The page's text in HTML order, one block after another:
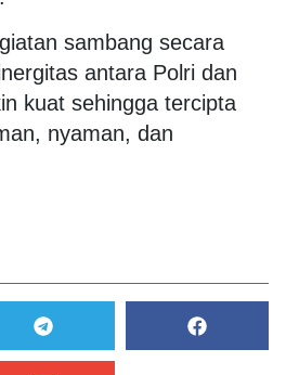
sambang secara
antara Polri dan
kuat sehingga tercipta
nyaman, dan